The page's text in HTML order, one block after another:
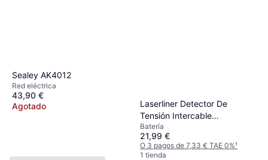
Laserliner Detector De
Tensión Intercable
Localizador De Activos 24-
1000VAC AM0204
Batería
21,99 €
O 3 pagos de 7,33 € TAE 0%¹
1 tienda
Sealey AK4012
Red eléctrica
43,90 €
Agotado